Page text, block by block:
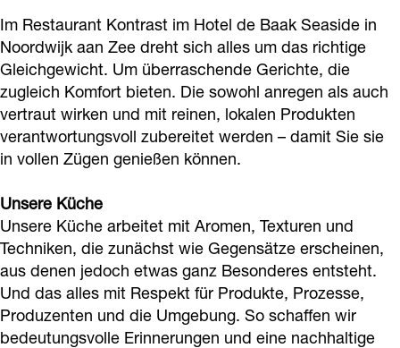
t
K
o
n
r
t
n
t
K
o
n
r
a
s
t
a
n
t
K
o
n
t
r
a
s
t
t
K
o
n
t
r
a
s
t
r
a
n
t
K
n
t
r
a
s
t
Im Restaurant Kontrast im Hotel de Baak Seaside in
Noordwijk aan Zee dreht sich alles um das richtige
Gleichgewicht. Um überraschende Gerichte, die
zugleich Komfort bieten. Die sowohl anregen als auch
vertraut wirken und mit reinen, lokalen Produkten
verantwortungsvoll zubereitet werden – damit Sie sie
in vollen Zügen genießen können.
Unsere Küche
Unsere Küche arbeitet mit Aromen, Texturen und
Techniken, die zunächst wie Gegensätze erscheinen,
aus denen jedoch etwas ganz Besonderes entsteht.
Und das alles mit Respekt für Produkte, Prozesse,
Produzenten und die Umgebung. So schaffen wir
bedeutungsvolle Erinnerungen und eine nachhaltige